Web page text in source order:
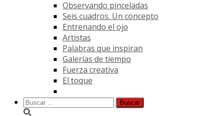
Observando pinceladas
Seis cuadros. Un concepto
Entrenando el ojo
Artistas
Palabras que inspiran
Galerías de tiempo
Fuerza creativa
El toque
Buscar: